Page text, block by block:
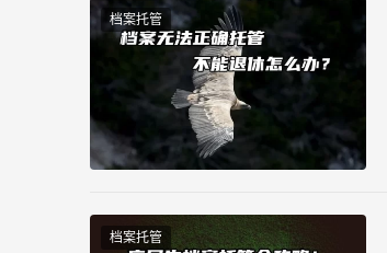
档案托管
档案托管